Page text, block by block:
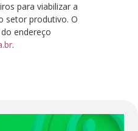
para viabilizar a
setor produtivo. O
endereço
.